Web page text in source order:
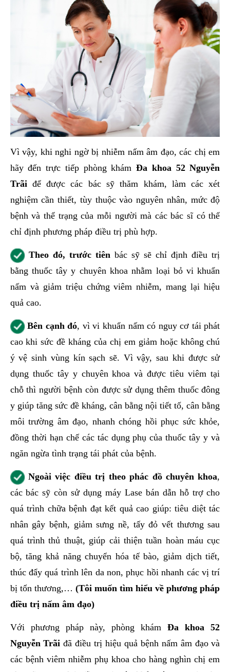
Vì vậy, khi nghi ngờ bị nhiễm nấm âm đạo, các chị em
hãy đến trực tiếp phòng khámĐa khoa 52 Nguyễn
Trãiđể được các bác sỹ thăm khám, làm các xét
nghiệm cần thiết, tùy thuộc vào nguyên nhân, mức độ
bệnh và thể trạng của mỗi người mà các bác sĩ có thể
chỉ định phương pháp điều trị phù hợp.
Theo đó, trước tiênbác sỹ sẽ chỉ định điều trị
bằng thuốc tây y chuyên khoa nhằm loại bỏ vi khuẩn
nấm và giảm triệu chứng viêm nhiễm, mang lại hiệu
quả cao.
Bên cạnh đó, vì vi khuẩn nấm có nguy cơ tái phát
cao khi sức đề kháng của chị em giảm hoặc không chú
ý vệ sinh vùng kín sạch sẽ. Vì vậy, sau khi được sử
dụng thuốc tây y chuyên khoa và được tiêu viêm tại
chỗ thì người bệnh còn được sử dụng thêm thuốc đông
y giúp tăng sức đề kháng, cân bằng nội tiết tố, cân bằng
môi trường âm đạo, nhanh chóng hồi phục sức khỏe,
đồng thời hạn chế các tác dụng phụ của thuốc tây y và
ngăn ngừa tình trạng tái phát của bệnh.
Ngoài việc điều trị theo phác đồ chuyên khoa,
các bác sỹ còn sử dụng máy Lase bán dẫn hỗ trợ cho
quá trình chữa bệnh đạt kết quả cao giúp: tiêu diệt tác
nhân gây bệnh, giảm sưng nề, tấy đỏ vết thương sau
quá trình thủ thuật, giúp cải thiện tuần hoàn máu cục
bộ, tăng khả năng chuyển hóa tế bào, giảm dịch tiết,
thúc đẩy quá trình lên da non, phục hồi nhanh các vị trí
bị tổn thương,… (Tôi muốn tìm hiểu về phương pháp
điều trị nấm âm đạo)
Với phương pháp này, phòng khámĐa khoa 52
Nguyễn Trãiđã điều trị hiệu quả bệnh nấm âm đạo và
các bệnh viêm nhiễm phụ khoa cho hàng nghìn chị em